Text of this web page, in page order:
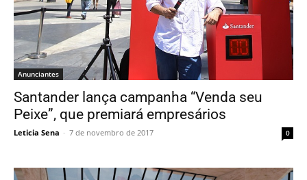
Anunciantes
Santander lança campanha “Venda seu
Peixe”, que premiará empresários
Leticia Sena - 7 de novembro de 2017 0